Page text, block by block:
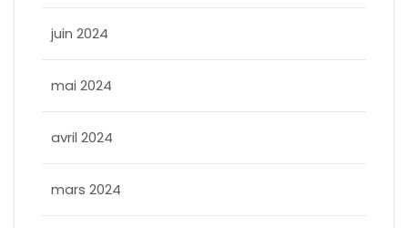
juin 2024
mai 2024
avril 2024
mars 2024